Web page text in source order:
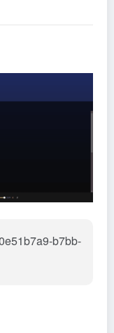
b7bb-